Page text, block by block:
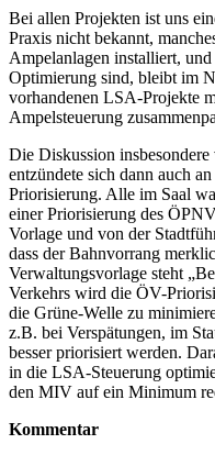
Bei allen Projekten ist uns
Praxis nicht bekannt,
Ampelanlagen installiert,
Optimierung sind, bleibt im
vorhandenen LSA-Projekte
Ampelsteuerung
Die Diskussion
entzündete sich dann auch
Priorisierung. Alle im Saal
einer Priorisierung des
Vorlage und von der
dass der Bahnvorrang
Verwaltungsvorlage steht
Verkehrs wird die ÖV-
die Grüne-Welle zu
z.B. bei Verspätungen, im
besser priorisiert werden.
in die LSA-Steuerung
den MIV auf ein Minimum
Kommentar